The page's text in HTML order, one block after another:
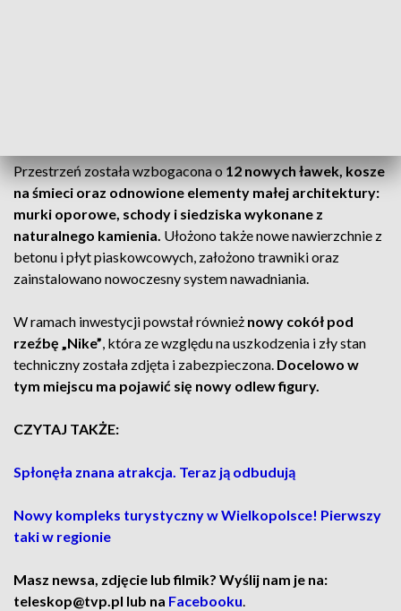
Przestrzeń została wzbogacona o12 nowych ławek, kosze
na śmieci oraz odnowione elementy małej architektury:
murki oporowe, schody i siedziska wykonane z
naturalnego kamienia. Ułożono także nowe nawierzchnie z
betonu i płyt piaskowcowych, założono trawniki oraz
zainstalowano nowoczesny system nawadniania.
W ramach inwestycji powstał również nowy cokół pod
rzeźbę „Nike”, która ze względu na uszkodzenia i zły stan
techniczny została zdjęta i zabezpieczona. Docelowo w
tym miejscu ma pojawić się nowy odlew figury.
CZYTAJ TAKŻE:
Spłonęła znana atrakcja. Teraz ją odbudują
Nowy kompleks turystyczny w Wielkopolsce! Pierwszy
taki w regionie
Masz newsa, zdjęcie lub filmik? Wyślij nam je na:
teleskop@tvp.pl lub na Facebooku.